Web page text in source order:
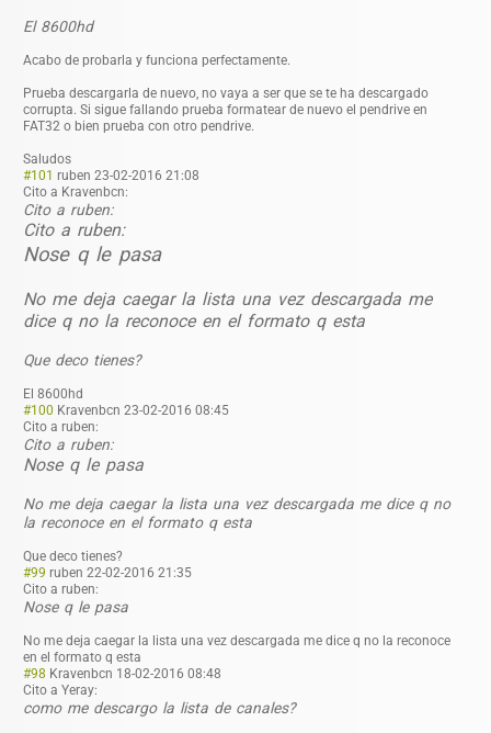
El 8600hd
Acabo de probarla y funciona perfectamente.
Prueba descargarla de nuevo, no vaya a ser que se te ha descargado
corrupta. Si sigue fallando prueba formatear de nuevo el pendrive en
FAT32 o bien prueba con otro pendrive.
Saludos
#101 ruben 23-02-2016 21:08
Cito a Kravenbcn:
Cito a ruben:
Cito a ruben:
Nose q le pasa
No me deja caegar la lista una vez descargada me
dice q no la reconoce en el formato q esta
Que deco tienes?
El 8600hd
#100 Kravenbcn 23-02-2016 08:45
Cito a ruben:
Cito a ruben:
Nose q le pasa
No me deja caegar la lista una vez descargada me dice q no
la reconoce en el formato q esta
Que deco tienes?
#99 ruben 22-02-2016 21:35
Cito a ruben:
Nose q le pasa
No me deja caegar la lista una vez descargada me dice q no la reconoce
en el formato q esta
#98 Kravenbcn 18-02-2016 08:48
Cito a Yeray:
como me descargo la lista de canales?